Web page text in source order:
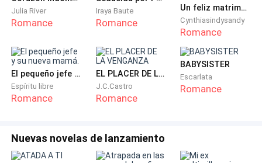
Julia River
Romance
Iraya Baute
Romance
Un feliz matrimonio italiano
Cynthiasindysandy
Romance
El pequeño jefe y su nueva mamá.
Espíritu libre
Romance
EL PLACER DE LA VENGANZA
J.C.Castro
Romance
BABYSISTER
Escarlata
Romance
Nuevas novelas de lanzamiento